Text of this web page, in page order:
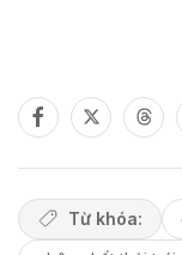
Từ khóa: